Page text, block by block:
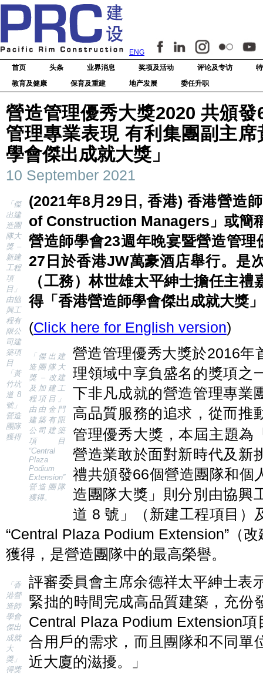
ENG
首页
头条 业界消息 奖项及活动 评论及专访
教育及健康
保育及重建 地产发展 委任升职
營造管理優秀大獎2020 共頒
管理專業表現 有利集團副主
學會傑出成就大獎」
10 September 2021
「傑
出建
造團
隊大
獎 –
新建
工程
項
目」
由協
興工
程有
限公
司建
築項
目
「黃
竹坑
道 8
號」
營造
團隊
獲得
(2021年8月29日, 香港) 香港營造
of Construction Managers」或簡
營造師學會23週年晚宴暨營造管
27日於香港JW萬豪酒店舉行。是
（工務）林世雄太平紳士擔任主
得「香港營造師學會傑出成就大獎
(Click here for English version)
「傑出建
造團隊大
獎 – 改建
及加建工
程項目」
由由金門
建築有限
公司建築
項目
“Central
Plaza
Podium
Extension”
營造團隊
獲得。
營造管理優秀大獎於2016年
理領域中享負盛名的獎項之
下非凡成就的營造管理專業
高品質服務的追求，從而推
管理優秀大獎，本屆主題為
營造業敢於面對新時代及新
禮共頒發66個營造團隊和個
造團隊大獎」則分別由協興
道 8 號」（新建工程項目）
“Central Plaza Podium Extension”（
獲得，是營造團隊中的最高榮譽。
「香
港營
造師
學會
傑出
成就
大
獎」
得獎
評審委員會主席余德祥太平紳士表
緊拙的時間完成高品質建築，充份
Central Plaza Podium Extension
合用戶的需求，而且團隊和不同單
近大廈的滋擾。」